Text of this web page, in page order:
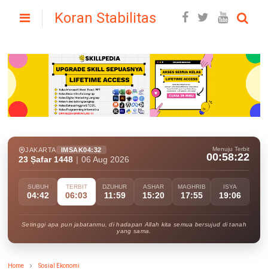
Koran Stabilitas
JAKARTA IMSAK04:32
23 Ṣafar 1448 06 Aug 2026
Menuju Terbit
00:58:21
SUBUH
04:42
TERBIT
06:03
DZUHUR
11:59
ASHAR
15:20
MAGHRIB
17:55
ISYA
19:06
Setinggi apa pun jabatanmu, di hadapan Allah kita semua bersujud di tanah
yang sama.
Home Sosial Ekonomi